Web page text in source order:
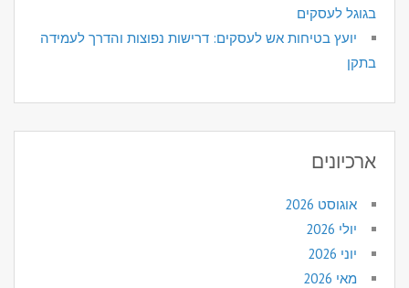
בגוגל לעסקים
יועץ בטיחות אש לעסקים: דרישות נפוצות והדרך לעמידה
בתקן
ארכיונים
אוגוסט 2026
יולי 2026
יוני 2026
מאי 2026